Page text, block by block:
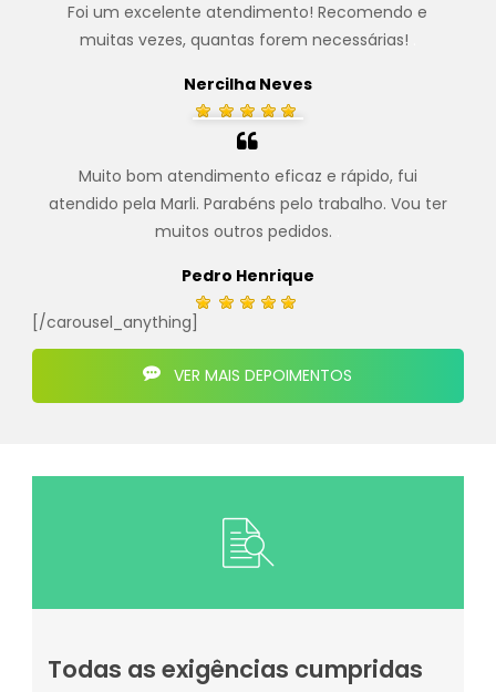
Foi um excelente atendimento! Recomendo e
muitas vezes, quantas forem necessárias!
Nercilha Neves
Muito bom atendimento eficaz e rápido, fui
atendido pela Marli. Parabéns pelo trabalho. Vou ter
muitos outros pedidos.
Pedro Henrique
[/carousel_anything]
VER MAIS DEPOIMENTOS
Todas as exigências cumpridas